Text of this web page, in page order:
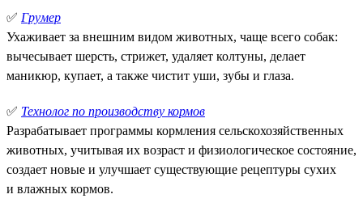
✅ Грумер
Ухаживает за внешним видом животных, чаще всего собак:
вычесывает шерсть, стрижет, удаляет колтуны, делает
маникюр, купает, а также чистит уши, зубы и глаза.
✅ Технолог по производству кормов
Разрабатывает программы кормления сельскохозяйственных
животных, учитывая их возраст и физиологическое состояние,
создает новые и улучшает существующие рецептуры сухих
и влажных кормов.